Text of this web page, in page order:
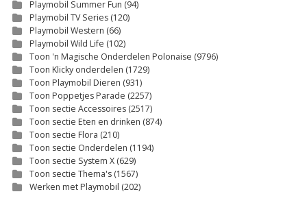
Playmobil Summer Fun (94)
Playmobil TV Series (120)
Playmobil Western (66)
Playmobil Wild Life (102)
Toon 'n Magische Onderdelen Polonaise (9796)
Toon Klicky onderdelen (1729)
Toon Playmobil Dieren (931)
Toon Poppetjes Parade (2257)
Toon sectie Accessoires (2517)
Toon sectie Eten en drinken (874)
Toon sectie Flora (210)
Toon sectie Onderdelen (1194)
Toon sectie System X (629)
Toon sectie Thema's (1567)
Werken met Playmobil (202)